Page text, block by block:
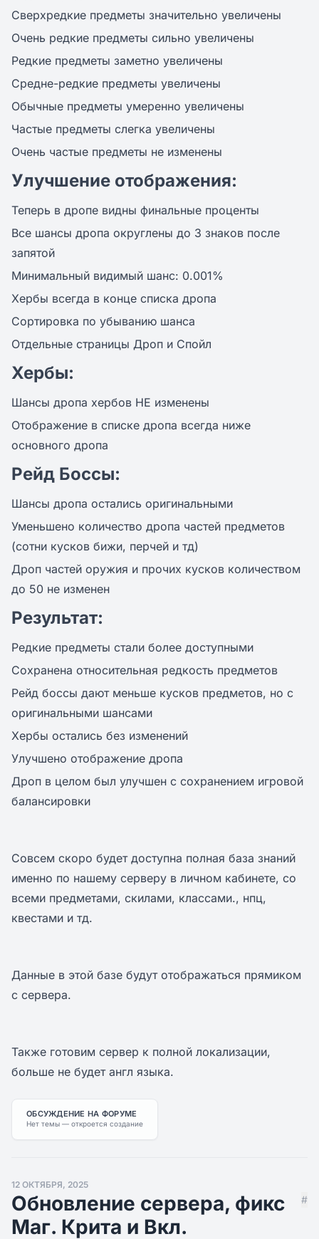
Сверхредкие предметы значительно увеличены
Очень редкие предметы сильно увеличены
Редкие предметы заметно увеличены
Средне-редкие предметы увеличены
Обычные предметы умеренно увеличены
Частые предметы слегка увеличены
Очень частые предметы не изменены
Улучшение отображения:
Теперь в дропе видны финальные проценты
Все шансы дропа округлены до 3 знаков после
запятой
Минимальный видимый шанс: 0.001%
Хербы всегда в конце списка дропа
Сортировка по убыванию шанса
Отдельные страницы Дроп и Спойл
Хербы:
Шансы дропа хербов НЕ изменены
Отображение в списке дропа всегда ниже
основного дропа
Рейд Боссы:
Шансы дропа остались оригинальными
Уменьшено количество дропа частей предметов
(сотни кусков бижи, перчей и тд)
Дроп частей оружия и прочих кусков количеством
до 50 не изменен
Результат:
Редкие предметы стали более доступными
Сохранена относительная редкость предметов
Рейд боссы дают меньше кусков предметов, но с
оригинальными шансами
Хербы остались без изменений
Улучшено отображение дропа
Дроп в целом был улучшен с сохранением игровой
балансировки
Совсем скоро будет доступна полная база знаний
именно по нашему серверу в личном кабинете, со
всеми предметами, скилами, классами., нпц,
квестами и тд.
Данные в этой базе будут отображаться прямиком
с сервера.
Также готовим сервер к полной локализации,
больше не будет англ языка.
ОБСУЖДЕНИЕ НА ФОРУМЕ
Нет темы — откроется создание
12 ОКТЯБРЯ, 2025
Обновление сервера, фикс
Маг. Крита и Вкл.
#